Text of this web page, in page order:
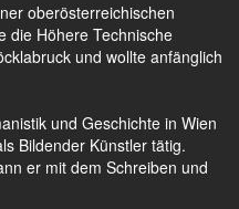
oberösterreichischen
die Höhere Technische
und wollte anfänglich
und Geschichte in Wien
Bildender Künstler tätig.
er mit dem Schreiben und